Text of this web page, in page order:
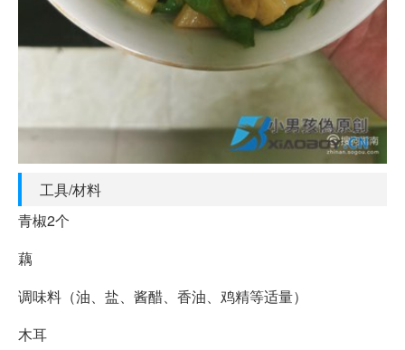
工具/材料
青椒2个
藕
调味料（油、盐、酱醋、香油、鸡精等适量）
木耳